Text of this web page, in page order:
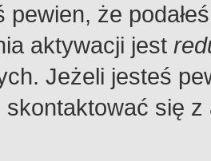
pewien, że
aktywacji jest
Jeżeli jesteś
skontaktować się